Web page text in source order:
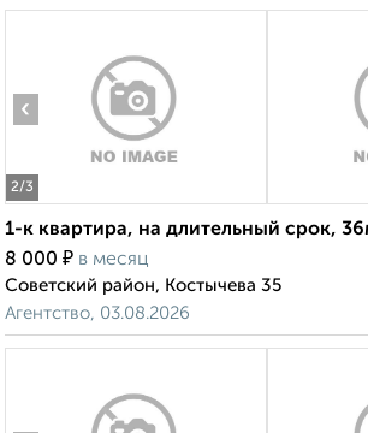
2/3
‹
1-к квартира, на длительный срок,
8 000 ₽ в месяц
Советский район, Костычева 35
Агентство, 03.08.2026